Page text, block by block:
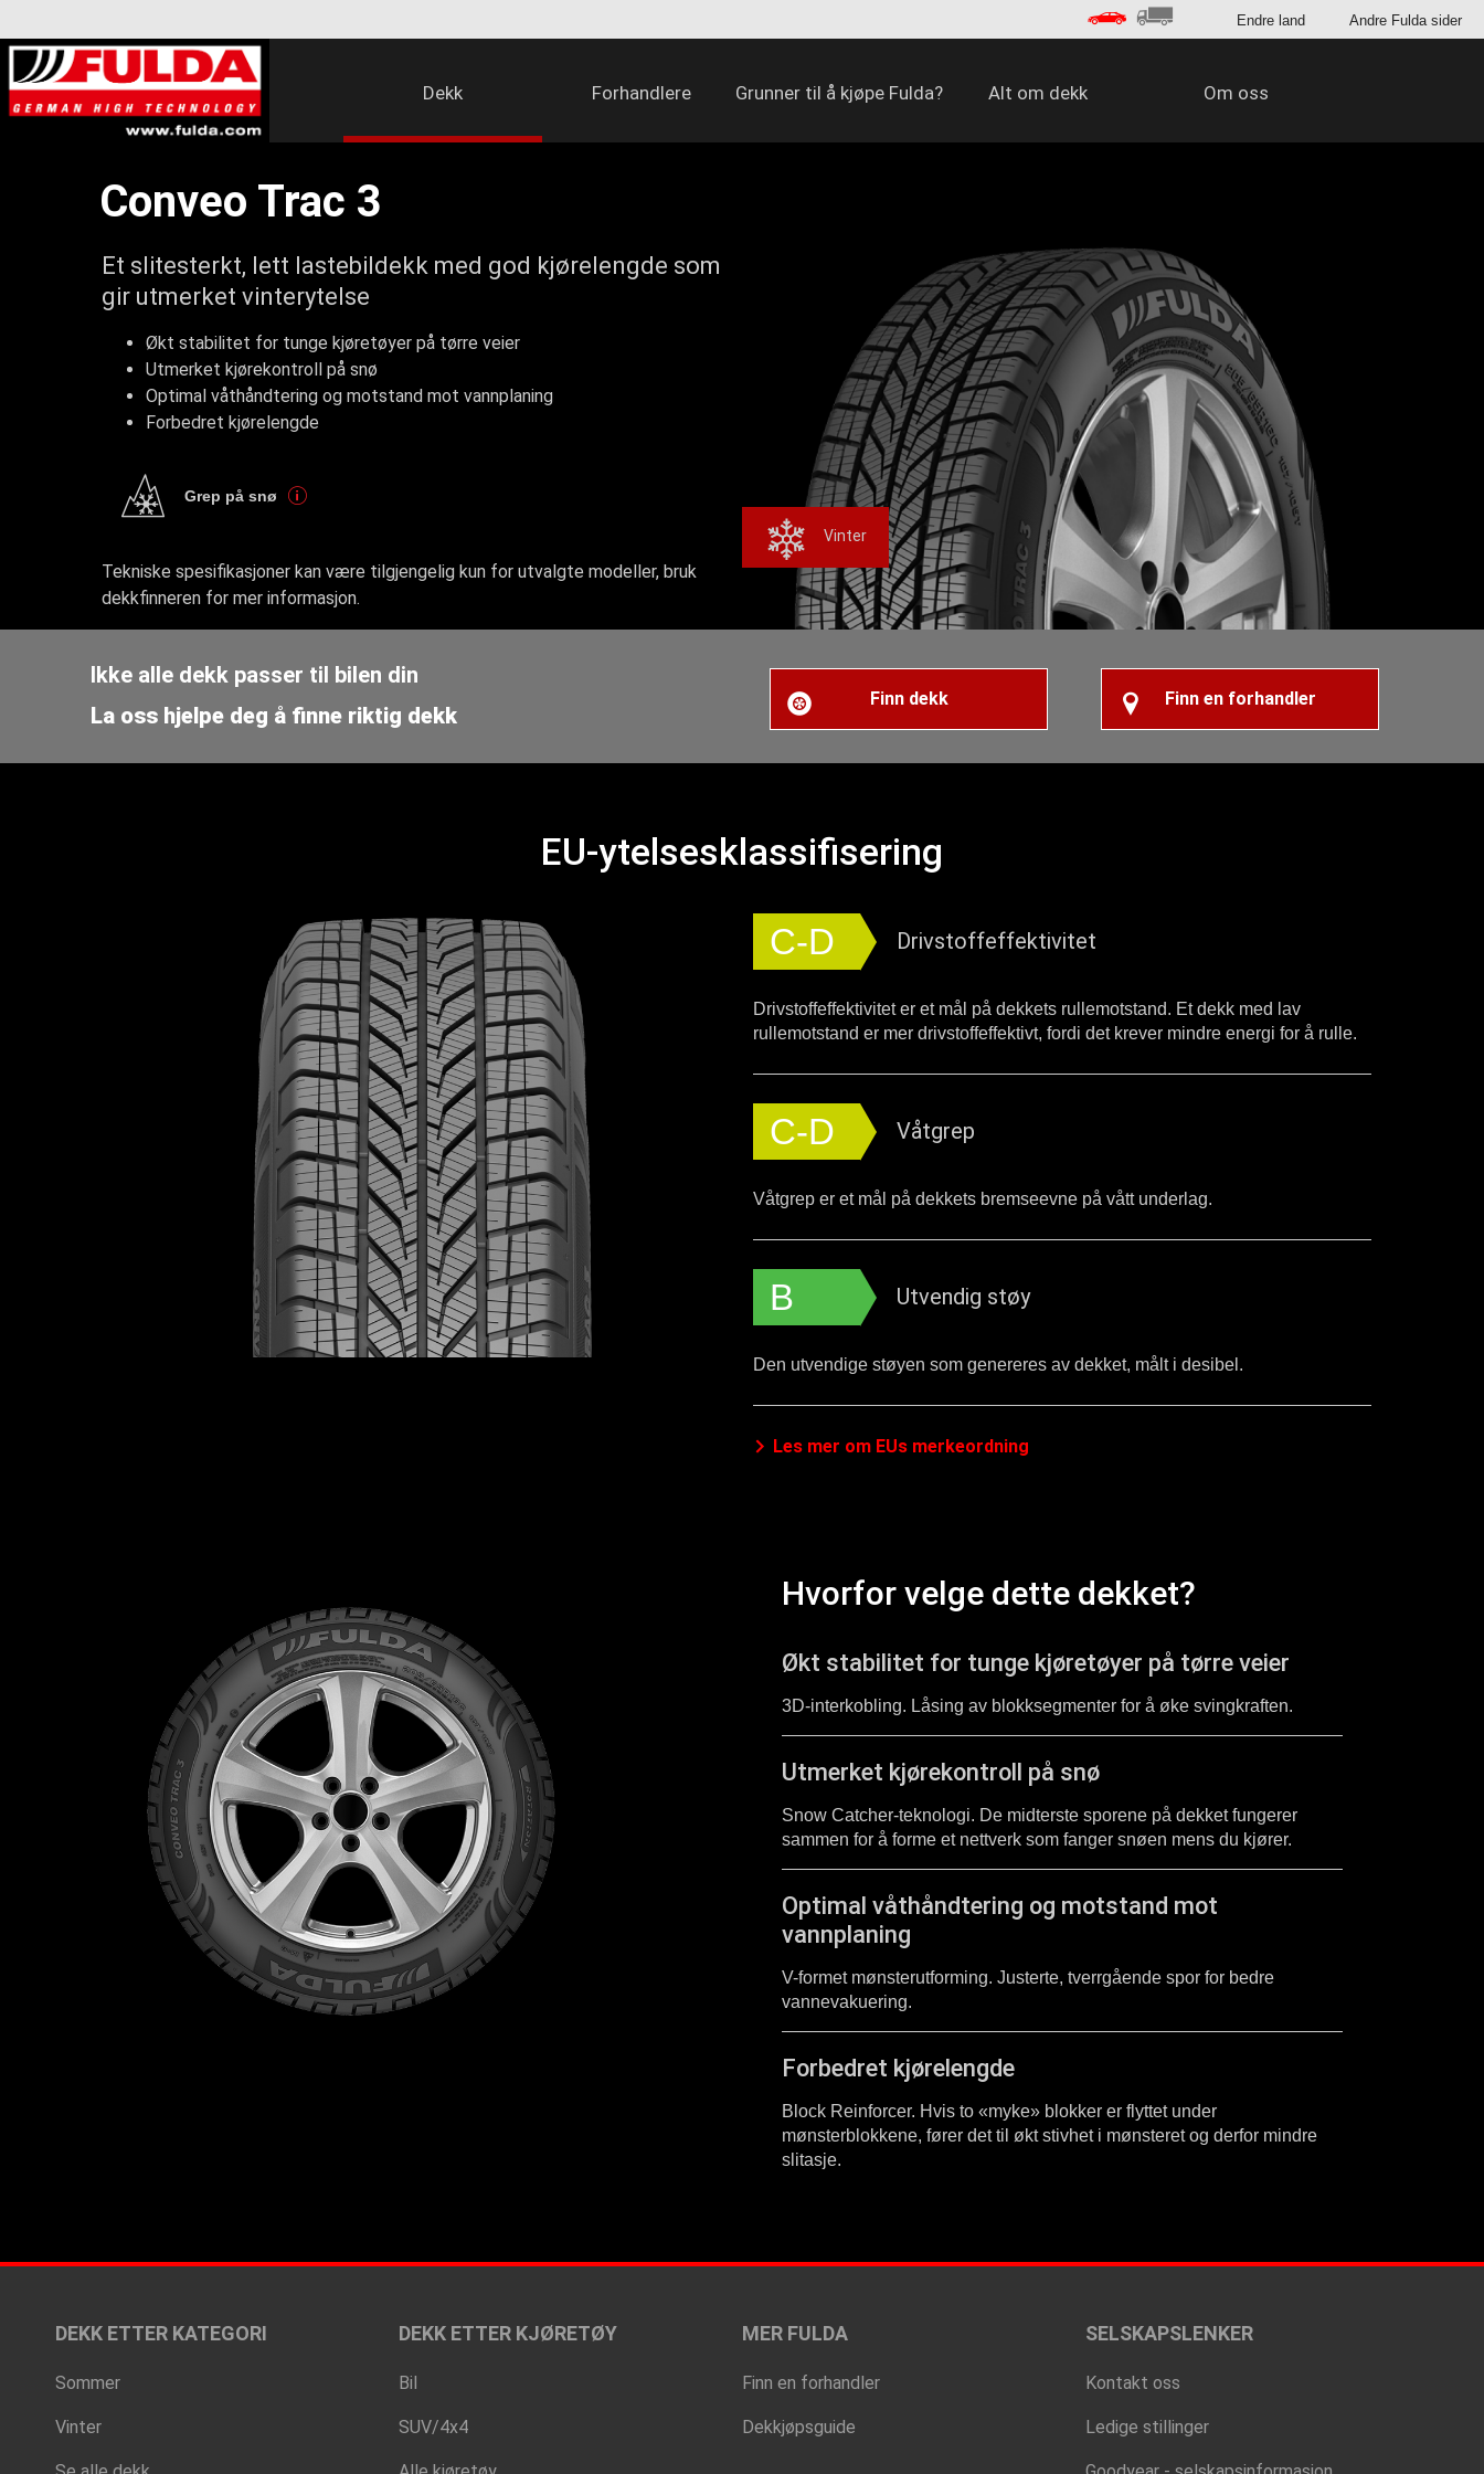
Dekk Forhandlere Grunner til å kjøpe Fulda? Alt om dekk Om oss
Endre land Andre Fulda sider
Conveo Trac 3
Et slitesterkt, lett lastebildekk med god kjørelengde som
gir utmerket vinterytelse
Økt stabilitet for tunge kjøretøyer på tørre veier
Utmerket kjørekontroll på snø
Optimal våthåndtering og motstand mot vannplaning
Forbedret kjørelengde
Grep på snø
Tekniske spesifikasjoner kan være tilgjengelig kun for utvalgte modeller, bruk
dekkfinneren for mer informasjon.
Vinter
Ikke alle dekk passer til bilen din
La oss hjelpe deg å finne riktig dekk
Finn dekk Finn en forhandler
EU-ytelsesklassifisering
C-D Drivstoffeffektivitet
Drivstoffeffektivitet er et mål på dekkets rullemotstand. Et dekk med lav
rullemotstand er mer drivstoffeffektivt, fordi det krever mindre energi for å rulle.
C-D Våtgrep
Våtgrep er et mål på dekkets bremseevne på vått underlag.
B Utvendig støy
Den utvendige støyen som genereres av dekket, målt i desibel.
Les mer om EUs merkeordning
Hvorfor velge dette dekket?
Økt stabilitet for tunge kjøretøyer på tørre veier
3D-interkobling. Låsing av blokksegmenter for å øke svingkraften.
Utmerket kjørekontroll på snø
Snow Catcher-teknologi. De midterste sporene på dekket fungerer
sammen for å forme et nettverk som fanger snøen mens du kjører.
Optimal våthåndtering og motstand mot
vannplaning
V-formet mønsterutforming. Justerte, tverrgående spor for bedre
vannevakuering.
Forbedret kjørelengde
Block Reinforcer. Hvis to «myke» blokker er flyttet under
mønsterblokkene, fører det til økt stivhet i mønsteret og derfor mindre
slitasje.
DEKK ETTER KATEGORI
Sommer
Vinter
DEKK ETTER KJØRETØY
Bil
SUV/4x4
MER FULDA
Finn en forhandler
Dekkjøpsguide
SELSKAPSLENKER
Kontakt oss
Ledige stillinger